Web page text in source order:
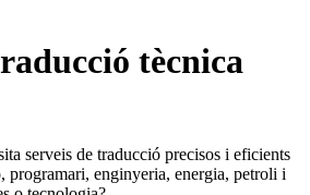
tècnica
serveis de traducció precisos i eficients
programari, enginyeria, energia, petroli i